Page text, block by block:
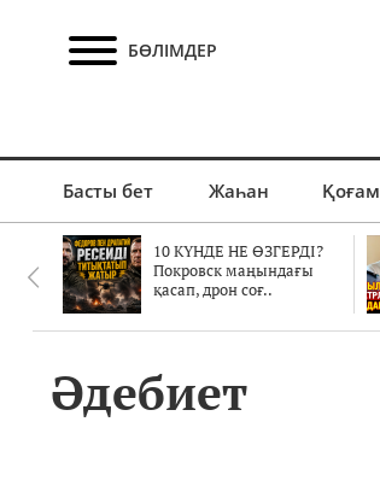
БӨЛІМДЕР
Басты бет Жаһан Қоғам
10 КҮНДЕ НЕ ӨЗГЕРДІ?
Покровск маңындағы
қасап, дрон соғ..
Әдебиет